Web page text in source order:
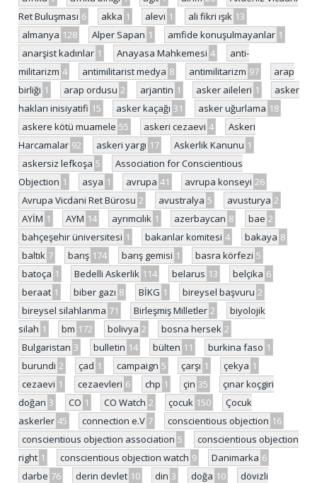
Ret Buluşması 6 akka 1 alevi 1 ali fikri ışık 13
almanya 128 Alper Sapan 1 amfide konuşulmayanlar 1
anarşist kadınlar 1 Anayasa Mahkemesi 4
anti-
militarizm 4 antimilitarist medya 8 antimilitarizm 97
arap
birliği 1 arap ordusu 2 arjantin 1 asker aileleri 1
asker
hakları inisiyatifi 15 asker kaçağı 31 asker uğurlama 18
askere kötü muamele 55 askeri cezaevi 4
Askeri
Harcamalar 92 askeri yargı 17 Askerlik Kanunu 1
askersiz lefkoşa 5
Association for Conscientious
Objection 1 asya 1 avrupa 41 avrupa konseyi 26
Avrupa Vicdani Ret Bürosu 2 avustralya 5 avusturya 2
AYİM 1 AYM 14 ayrımcılık 1 azerbaycan 8 bae 2
bahçeşehir üniversitesi 1 bakanlar komitesi 4 bakaya 8
baltık 7 barış 174 barış gemisi 1 basra körfezi 5
batoça 1 Bedelli Askerlik 114 belarus 13 belçika 6
beraat 1 biber gazı 8 BİKG 1 bireysel başvuru 2
bireysel silahlanma 71 Birleşmiş Milletler 2
biyolojik
silah 1 bm 172 bolivya 2 bosna hersek 2
Bulgaristan 3 bulletin 14 bülten 11 burkina faso 1
burundi 2 çad 1 campaign 5 çarşı 1 çekya 1
cezaevi 1 cezaevleri 6 chp 1 çin 35
çınar koçgiri
doğan 3 CO 1 CO Watch 2 çocuk 150
Çocuk
askerler 45 connection e.V 7 conscientious objection 16
conscientious objection association 5
conscientious objection
right 1 conscientious objection watch 9 Danimarka 6
darbe 76 derin devlet 10 din 3 doğa 10
dövizli